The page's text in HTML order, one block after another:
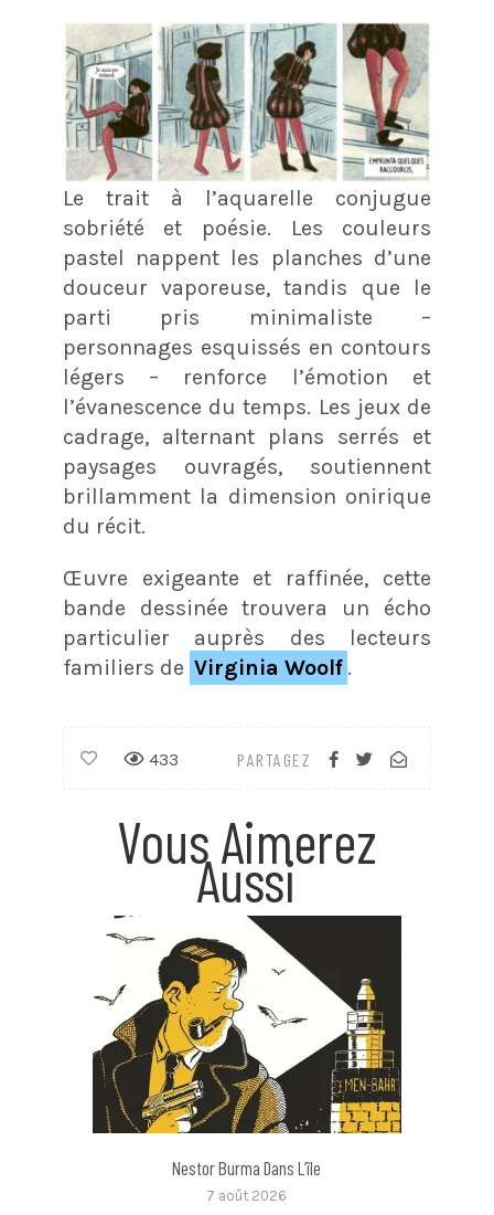
Le trait à l’aquarelle conjugue
sobriété et poésie. Les couleurs
pastel nappent les planches d’une
douceur vaporeuse, tandis que le
parti pris minimaliste –
personnages esquissés en contours
légers – renforce l’émotion et
l’évanescence du temps. Les jeux de
cadrage, alternant plans serrés et
paysages ouvragés, soutiennent
brillamment la dimension onirique
du récit.
Œuvre exigeante et raffinée, cette
bande dessinée trouvera un écho
particulier auprès des lecteurs
familiers de Virginia Woolf .
PARTAGEZ
433
Vous Aimerez
Aussi
Nestor Burma Dans L’île
7 août 2026